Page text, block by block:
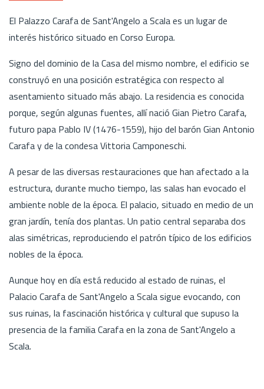
El Palazzo Carafa de Sant'Angelo a Scala es un lugar de
interés histórico situado en Corso Europa.
Signo del dominio de la Casa del mismo nombre, el edificio se
construyó en una posición estratégica con respecto al
asentamiento situado más abajo. La residencia es conocida
porque, según algunas fuentes, allí nació Gian Pietro Carafa,
futuro papa Pablo IV (1476-1559), hijo del barón Gian Antonio
Carafa y de la condesa Vittoria Camponeschi.
A pesar de las diversas restauraciones que han afectado a la
estructura, durante mucho tiempo, las salas han evocado el
ambiente noble de la época. El palacio, situado en medio de un
gran jardín, tenía dos plantas. Un patio central separaba dos
alas simétricas, reproduciendo el patrón típico de los edificios
nobles de la época.
Aunque hoy en día está reducido al estado de ruinas, el
Palacio Carafa de Sant'Angelo a Scala sigue evocando, con
sus ruinas, la fascinación histórica y cultural que supuso la
presencia de la familia Carafa en la zona de Sant'Angelo a
Scala.